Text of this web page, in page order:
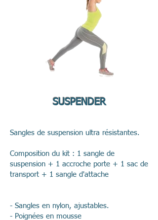
SUSPENDER
Sangles de suspension ultra résistantes.
Composition du kit : 1 sangle de
suspension + 1 accroche porte + 1 sac de
transport + 1 sangle d'attache
- Sangles en nylon, ajustables.
- Poignées en mousse